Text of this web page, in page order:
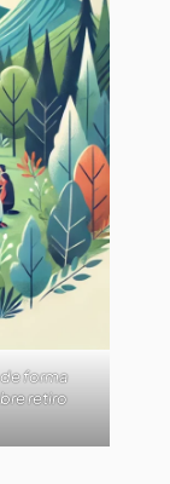
forma
retiro